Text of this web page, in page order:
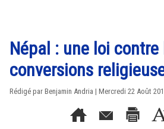
Népal : une loi contre
conversions
Rédigé par Benjamin Andria | Mercredi 22 Août